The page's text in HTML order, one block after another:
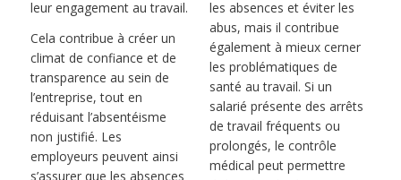
leur engagement au travail.
Cela contribue à créer un
climat de confiance et de
transparence au sein de
l’entreprise, tout en
réduisant l’absentéisme
non justifié. Les
employeurs peuvent ainsi
s’assurer que les absences
les absences et éviter les
abus, mais il contribue
également à mieux cerner
les problématiques de
santé au travail. Si un
salarié présente des arrêts
de travail fréquents ou
prolongés, le contrôle
médical peut permettre